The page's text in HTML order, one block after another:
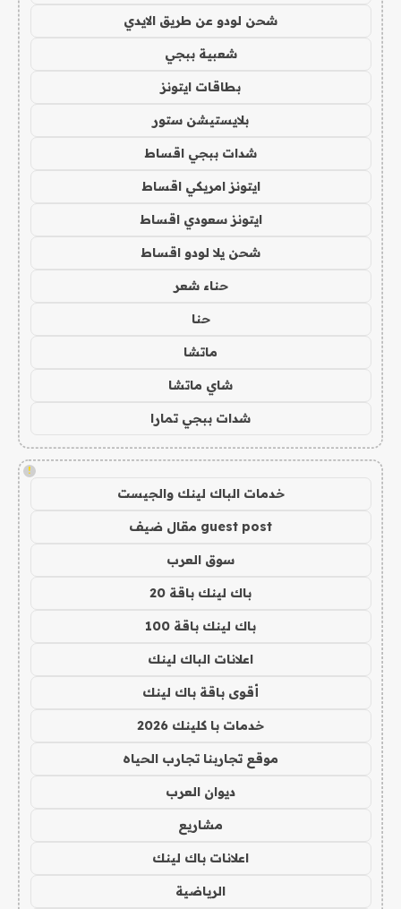
شحن لودو عن طريق الايدي
شعبية ببجي
بطاقات ايتونز
بلايستيشن ستور
شدات ببجي اقساط
ايتونز امريكي اقساط
ايتونز سعودي اقساط
شحن يلا لودو اقساط
حناء شعر
حنا
ماتشا
شاي ماتشا
شدات ببجي تمارا
!
خدمات الباك لينك والجيست
guest post مقال ضيف
سوق العرب
باك لينك باقة 20
باك لينك باقة 100
اعلانات الباك لينك
أقوى باقة باك لينك
خدمات با كلينك 2026
موقع تجاربنا تجارب الحياه
ديوان العرب
مشاريع
اعلانات باك لينك
الرياضية